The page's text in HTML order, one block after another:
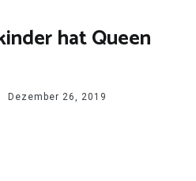
hat Queen
Dezember 26, 2019